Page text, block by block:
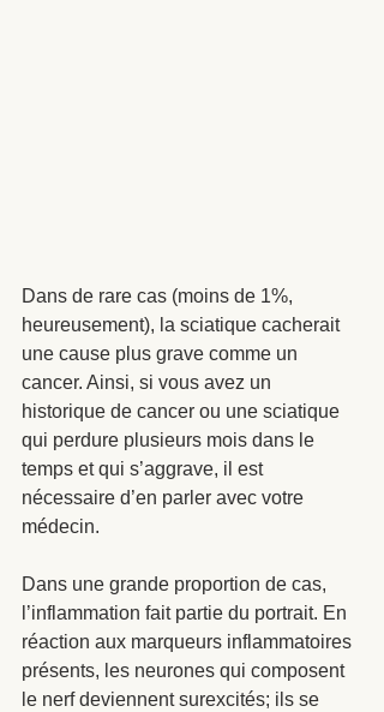
Dans de rare cas (moins de 1%,
heureusement), la sciatique cacherait
une cause plus grave comme un
cancer. Ainsi, si vous avez un
historique de cancer ou une sciatique
qui perdure plusieurs mois dans le
temps et qui s’aggrave, il est
nécessaire d’en parler avec votre
médecin.
Dans une grande proportion de cas,
l’inflammation fait partie du portrait. En
réaction aux marqueurs inflammatoires
présents, les neurones qui composent
le nerf deviennent surexcités; ils se